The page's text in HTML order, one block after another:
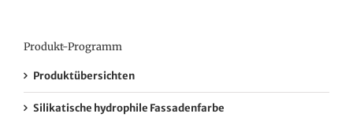
Produkt-Programm
Produktübersichten
Silikatische hydrophile Fassadenfarbe